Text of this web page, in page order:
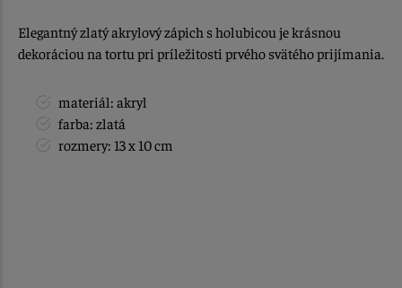
Elegantný zlatý akrylový zápich s holubicou je krásnou
dekoráciou na tortu pri príležitosti prvého svätého prijímania.
materiál: akryl
farba: zlatá
rozmery: 13 x 10 cm